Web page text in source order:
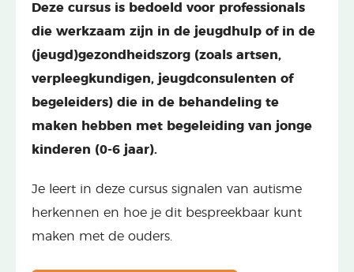
Deze cursus is bedoeld voor professionals
die werkzaam zijn in de jeugdhulp of in de
(jeugd)gezondheidszorg (zoals artsen,
verpleegkundigen, jeugdconsulenten of
begeleiders) die in de behandeling te
maken hebben met begeleiding van jonge
kinderen (0-6 jaar).
Je leert in deze cursus signalen van autisme
herkennen en hoe je dit bespreekbaar kunt
maken met de ouders.